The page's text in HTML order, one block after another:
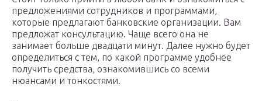
предложениями сотрудников и программами,
которые предлагают банковские организации. Вам
предложат консультацию. Чаще всего она не
занимает больше двадцати минут. Далее нужно будет
определиться с тем, по какой программе удобнее
получить средства, ознакомившись со всеми
нюансами и тонкостями.